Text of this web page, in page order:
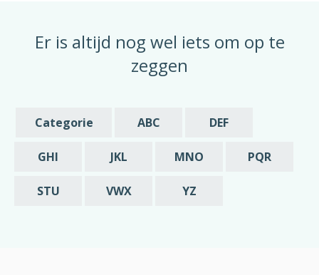
datum is waarop mijn abonnement beëindigd
[geslacht] [voornaam] [achternaam]
Er is altijd nog wel iets om op te
zeggen
Categorie ABC DEF
GHI JKL MNO PQR
STU VWX YZ